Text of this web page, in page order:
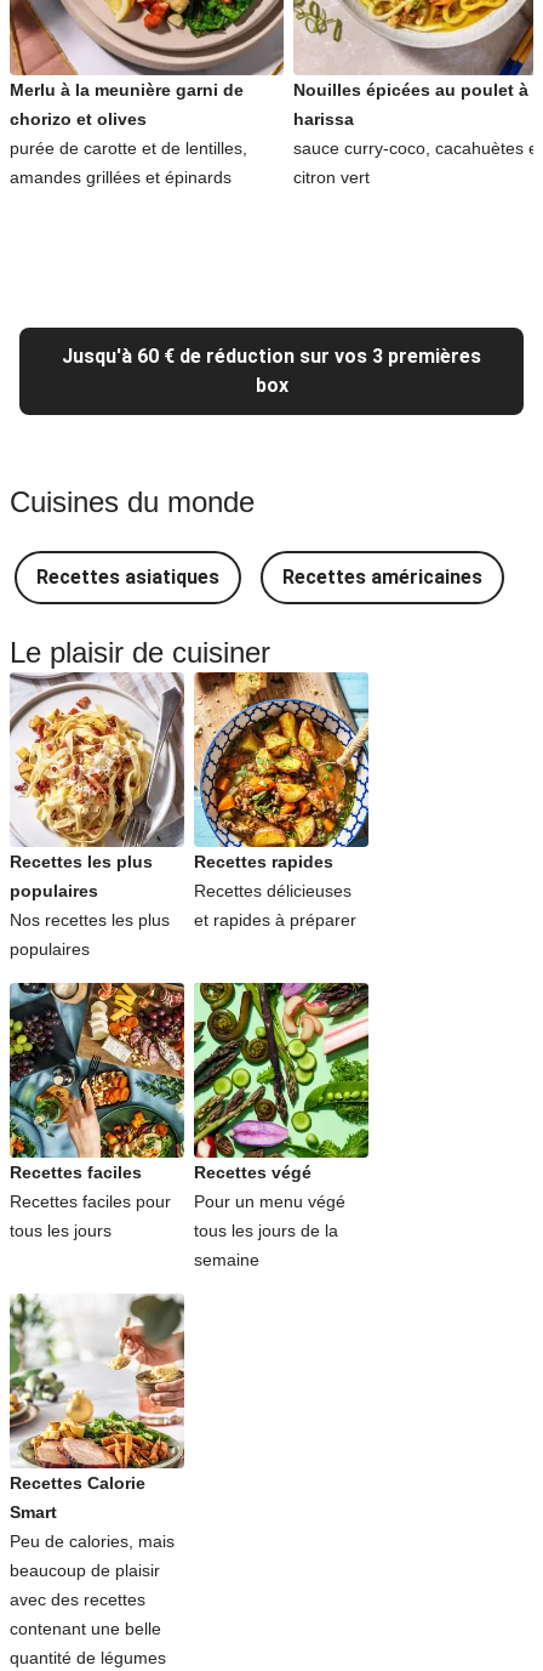
Merlu à la meunière garni de
chorizo et olives
purée de carotte et de lentilles,
amandes grillées et épinards
Nouilles épicées au poulet à
harissa
sauce curry-coco, cacahuètes et
citron vert
Jusqu'à 60 € de réduction sur vos 3 premières
box
Cuisines du monde
Recettes asiatiques Recettes américaines
Le plaisir de cuisiner
Recettes les plus
populaires
Nos recettes les plus
populaires
Recettes rapides
Recettes délicieuses
et rapides à préparer
Recettes faciles
Recettes faciles pour
tous les jours
Recettes végé
Pour un menu végé
tous les jours de la
semaine
Recettes Calorie
Smart
Peu de calories, mais
beaucoup de plaisir
avec des recettes
contenant une belle
quantité de légumes